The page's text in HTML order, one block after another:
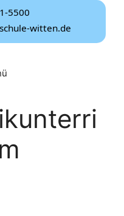
5500
witten.de